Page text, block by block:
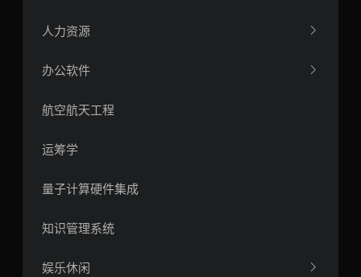
人力资源
办公软件
航空航天工程
运筹学
量子计算硬件集成
知识管理系统
娱乐休闲